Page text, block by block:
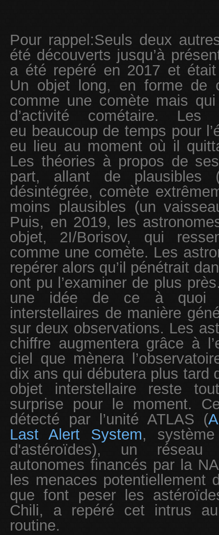
Pour rappel:Seuls deux
été découverts jusqu’à
a été repéré en 2017 et était
Un objet long, en forme de
comme une comète mais
d’activité cométaire. Les
eu beaucoup de temps pour
eu lieu au moment où il
Les théories à propos de
part, allant de plausibles
désintégrée, comète
moins plausibles (un
Puis, en 2019, les
objet, 2I/Borisov, qui
comme une comète. Les
repérer alors qu’il pénétrait
ont pu l’examiner de plus
une idée de ce à quoi
interstellaires de manière
sur deux observations. Les
chiffre augmentera grâce à
ciel que mènera
dix ans qui débutera plus tard
objet interstellaire reste
surprise pour le moment.
détecté par l’unité ATLAS (
Last Alert System,
d'astéroïdes), un
autonomes financés par la
les menaces potentiellement
que font peser les
Chili, a repéré cet intrus
routine.